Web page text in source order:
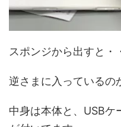
スポンジから出すと・
逆さまに入っているの
中身は本体と、USBケ